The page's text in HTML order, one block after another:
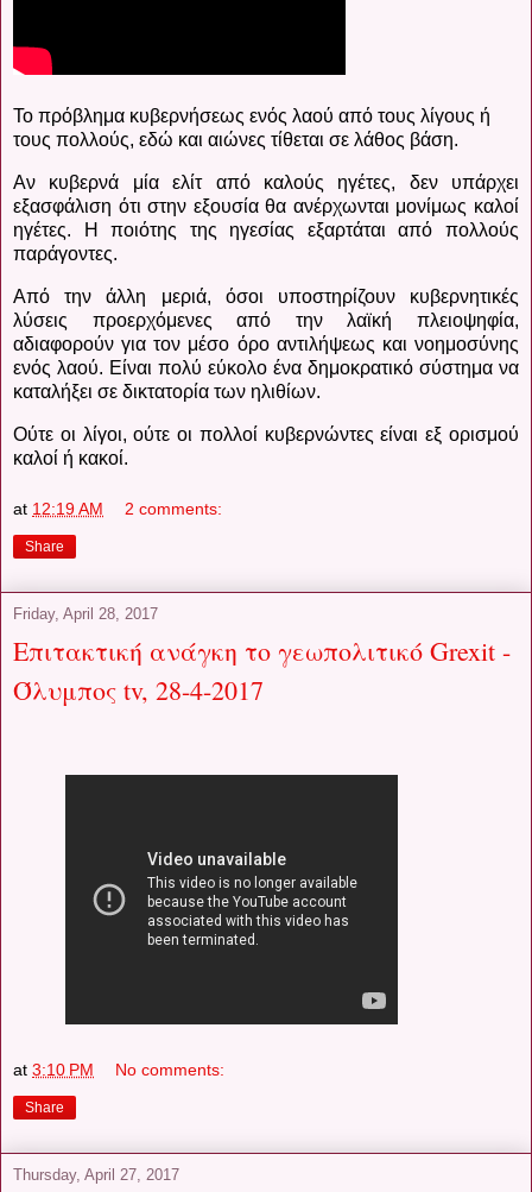
Το πρόβλημα κυβερνήσεως ενός λαού από τους λίγους ή
τους πολλούς, εδώ και αιώνες τίθεται σε λάθος βάση.
Αν κυβερνά μία ελίτ από καλούς ηγέτες, δεν υπάρχει
εξασφάλιση ότι στην εξουσία θα ανέρχωνται μονίμως καλοί
ηγέτες. Η ποιότης της ηγεσίας εξαρτάται από πολλούς
παράγοντες.
Από την άλλη μεριά, όσοι υποστηρίζουν κυβερνητικές
λύσεις προερχόμενες από την λαϊκή πλειοψηφία,
αδιαφορούν για τον μέσο όρο αντιλήψεως και νοημοσύνης
ενός λαού. Είναι πολύ εύκολο ένα δημοκρατικό σύστημα να
καταλήξει σε δικτατορία των ηλιθίων.
Ούτε οι λίγοι, ούτε οι πολλοί κυβερνώντες είναι εξ ορισμού
καλοί ή κακοί.
at 12:19 AM 2 comments:
Share
Friday, April 28, 2017
Επιτακτική ανάγκη το γεωπολιτικό Grexit -
Όλυμπος tv, 28-4-2017
at 3:10 PM No comments:
Share
Thursday, April 27, 2017